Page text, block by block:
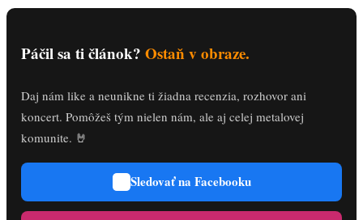
Páčil sa ti článok? Ostaň v obraze.
Daj nám like a neunikne ti žiadna recenzia, rozhovor ani
koncert. Pomôžeš tým nielen nám, ale aj celej metalovej
komunite. 🤘
Sledovať na Facebooku